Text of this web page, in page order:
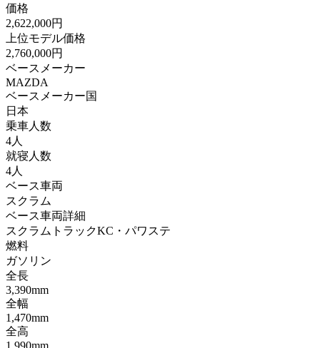
価格
2,622,000円
上位モデル価格
2,760,000円
ベースメーカー
MAZDA
ベースメーカー国
日本
乗車人数
4人
就寝人数
4人
ベース車両
スクラム
ベース車両詳細
スクラムトラックKC・パワステ
燃料
ガソリン
全長
3,390mm
全幅
1,470mm
全高
1,990mm